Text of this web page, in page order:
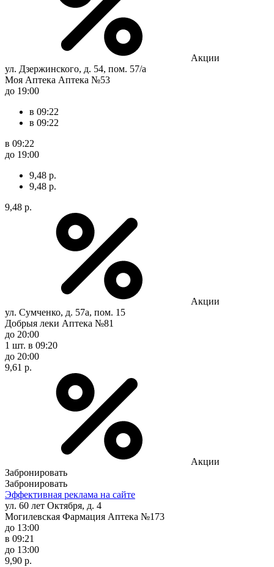
Акции
ул. Дзержинского, д. 54, пом. 57/а
Моя Аптека Аптека №53
до 19:00
в 09:22
в 09:22
в 09:22
до 19:00
9,48 р.
9,48 р.
9,48 р.
Акции
ул. Сумченко, д. 57а, пом. 15
Добрыя леки Аптека №81
до 20:00
1 шт. в 09:20
до 20:00
9,61 р.
Акции
Забронировать
Забронировать
Эффективная реклама на сайте
ул. 60 лет Октября, д. 4
Могилевская Фармация Аптека №173
до 13:00
в 09:21
до 13:00
9,90 р.